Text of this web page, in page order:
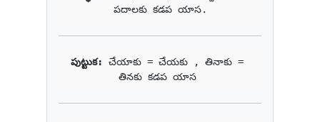
పదాలకు కడప యాస.
పుట్టుక: చేయాకు = చేయకు , తినాకు =
తినకు కడప యాస